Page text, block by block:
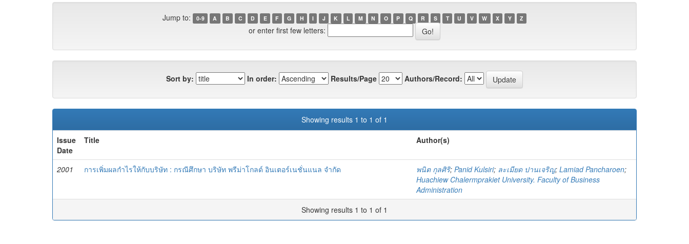
Jump to: 0-9 A B C D E F G H I J K L M N O P Q R S T U V W X Y Z
or enter first few letters:
Sort by: In order: Results/Page Authors/Record:
Showing results 1 to 1 of 1
Issue
Date
Title Author(s)
2001 การเพิ่มผลกำไรให้กับบริษัท : กรณีศึกษา บริษัท พรีม่าโกลด์ อินเตอร์เนชั่นแนล จำกัด พนิต กุลศิริ; Panid Kulsiri; ละเมียด ปานเจริญ; Lamiad Pancharoen;
Huachiew Chalermprakiet University. Faculty of Business
Administration
Showing results 1 to 1 of 1